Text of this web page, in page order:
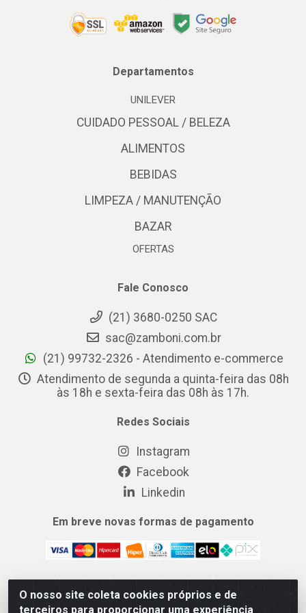
O nosso site coleta cookies próprios e de
terceiros para proporcionar uma experiência
Departamentos
UNILEVER
CUIDADO PESSOAL / BELEZA
ALIMENTOS
BEBIDAS
LIMPEZA / MANUTENÇÃO
BAZAR
OFERTAS
Fale Conosco
(21) 3680-0250 SAC
sac@zamboni.com.br
(21) 99732-2326 - Atendimento e-commerce
Atendimento de segunda a quinta-feira das 08h
às 18h e sexta-feira das 08h às 17h.
Redes Sociais
Instagram
Facebook
Linkedin
Em breve novas formas de pagamento
MIX CERTO DISTRIBUIDORA DE COSMÉTICOS ALIMENTOS E